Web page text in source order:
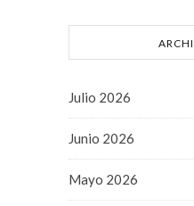
Julio 2026
Junio 2026
Mayo 2026